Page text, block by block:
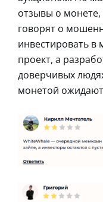
отзывы о монете,
говорят о
инвестировать в
проект, а
доверчивых
монетой